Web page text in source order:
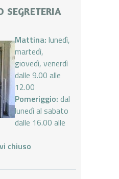
SEGRETERIA
Mattina: lunedì,
martedì,
giovedì, venerdì
dalle 9.00 alle
12.00
Pomeriggio: dal
lunedì al sabato
dalle 16.00 alle
chiuso